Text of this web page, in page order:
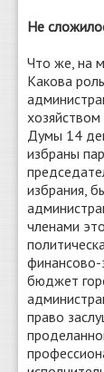
Не
Что же, на
Какова
Думы 14
избраны
избрания,
членами
финансово-
бюджет
право